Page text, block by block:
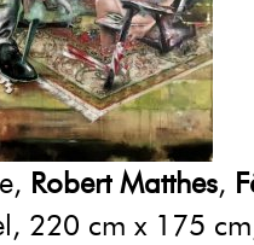
Robert Matthes,
220 cm x 175